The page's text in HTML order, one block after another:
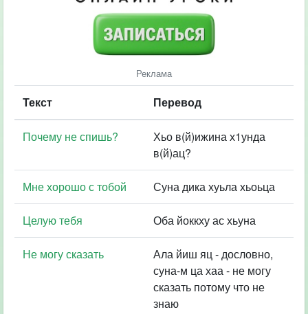
Реклама
Текст Перевод
Почему не спишь?
Хьо в(й)ижина х1унда
в(й)ац?
Мне хорошо с тобой Суна дика хуьла хьоьца
Целую тебя Оба йоккху ас хьуна
Не могу сказать
Ала йиш яц - дословно,
суна-м ца хаа - не могу
сказать потому что не
знаю